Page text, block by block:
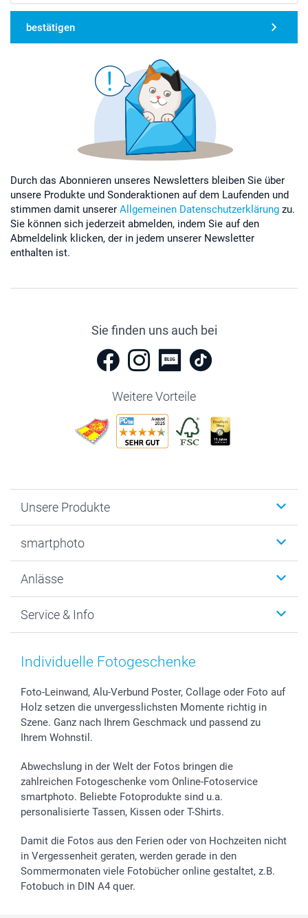
bestätigen
Durch das Abonnieren unseres Newsletters bleiben Sie über
unsere Produkte und Sonderaktionen auf dem Laufenden und
stimmen damit unserer Allgemeinen Datenschutzerklärung zu.
Sie können sich jederzeit abmelden, indem Sie auf den
Abmeldelink klicken, der in jedem unserer Newsletter
enthalten ist.
Sie finden uns auch bei
Weitere Vorteile
Unsere Produkte
Fotogeschenke
MyNameBook
Fotoabzüge, Fotos als Buch & Poster
Zubehör & Material
Sticker & Etiketten
Geschenk-Gutscheine (PDF)
smartphoto
Warum smartphoto
Datenschutz
AGB
Presse
Partnerprogramme
Investor Relations
Widerrufsrecht
Anlässe
Neujahr
Muttertag
Kommunion & Konfirmation
Hochzeit
Geburtstag
Zu allen Anlässen
Service & Info
Preise und Versandkosten
48h Lieferung
Zahlungsmöglichkeiten
Anmelden /Registrieren
Status der Bestellung
smartfriends
smartgarantie
smartbonus
Individuelle Fotogeschenke
Foto-Leinwand, Alu-Verbund Poster, Collage oder Foto auf
Holz setzen die unvergesslichsten Momente richtig in
Szene. Ganz nach Ihrem Geschmack und passend zu
Ihrem Wohnstil.
Abwechslung in der Welt der Fotos bringen die
zahlreichen Fotogeschenke vom Online-Fotoservice
smartphoto. Beliebte Fotoprodukte sind u.a.
personalisierte Tassen, Kissen oder T-Shirts.
Damit die Fotos aus den Ferien oder von Hochzeiten nicht
in Vergessenheit geraten, werden gerade in den
Sommermonaten viele Fotobücher online gestaltet, z.B.
Fotobuch in DIN A4 quer.